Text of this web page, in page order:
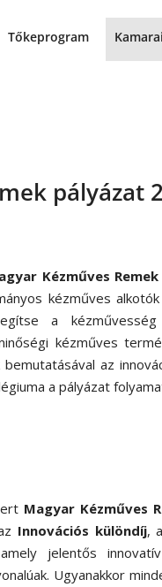
Tőkeprogram
pályázat
Kézműves
kézműves
a
kézműves
bemutatásával az
a pályázat
Magyar Kézműves
Innovációs különdíj,
jelentős
Ugyanakkor